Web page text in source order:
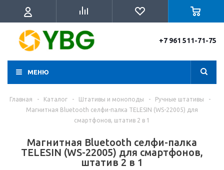
+7 961 511-71-75
МЕНЮ
Главная - Каталог - Штативы и моноподы - Ручные штативы
-
Магнитная Bluetooth селфи-палка TELESIN (WS-22005) для
смартфонов, штатив 2 в 1
Магнитная Bluetooth селфи-палка
TELESIN (WS-22005) для смартфонов,
штатив 2 в 1